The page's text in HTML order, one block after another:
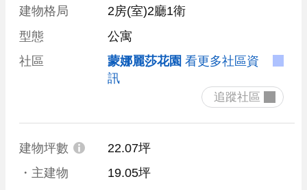
建物格局
2房(室)2廳1衛
型態
公寓
社區
蒙娜麗莎花園 看更多社區資
訊
建物坪數
22.07坪
・主建物
19.05坪